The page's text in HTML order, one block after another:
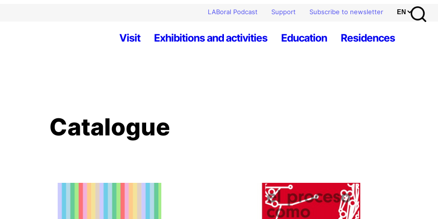
LABoral Podcast Support Subscribe to newsletter
Visit Exhibitions and activities Education Residences
Catalogue